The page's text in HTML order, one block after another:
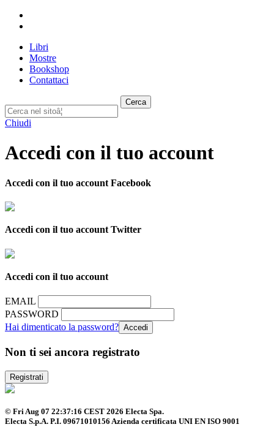
Libri
Mostre
Bookshop
Contattaci
Cerca
Chiudi
Accedi con il tuo account
Accedi con il tuo account Facebook
Accedi con il tuo account Twitter
Accedi con il tuo account
EMAIL
PASSWORD
Hai dimenticato la password?
Non ti sei ancora registrato
Registrati
© Fri Aug 07 22:37:16 CEST 2026 Electa Spa.
Electa S.p.A. P.I. 09671010156 Azienda certificata UNI EN ISO 9001